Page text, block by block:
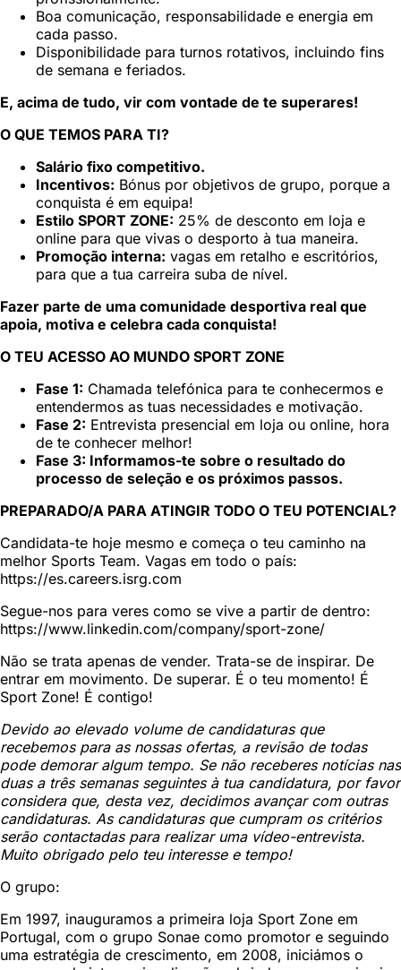
Boa comunicação, responsabilidade e energia em
cada passo.
Disponibilidade para turnos rotativos, incluindo fins
de semana e feriados.
E, acima de tudo, vir com vontade de te superares!
O QUE TEMOS PARA TI?
Salário fixo competitivo.
Incentivos: Bónus por objetivos de grupo, porque a
conquista é em equipa!
Estilo SPORT ZONE: 25% de desconto em loja e
online para que vivas o desporto à tua maneira.
Promoção interna: vagas em retalho e escritórios,
para que a tua carreira suba de nível.
Fazer parte de uma comunidade desportiva real que
apoia, motiva e celebra cada conquista!
O TEU ACESSO AO MUNDO SPORT ZONE
Fase 1: Chamada telefónica para te conhecermos e
entendermos as tuas necessidades e motivação.
Fase 2: Entrevista presencial em loja ou online, hora
de te conhecer melhor!
Fase 3: Informamos-te sobre o resultado do
processo de seleção e os próximos passos.
PREPARADO/A PARA ATINGIR TODO O TEU POTENCIAL?
Candidata-te hoje mesmo e começa o teu caminho na
melhor Sports Team. Vagas em todo o país:
https://es.careers.isrg.com
Segue-nos para veres como se vive a partir de dentro:
https://www.linkedin.com/company/sport-zone/
Não se trata apenas de vender. Trata-se de inspirar. De
entrar em movimento. De superar. É o teu momento! É
Sport Zone! É contigo!
Devido ao elevado volume de candidaturas que
recebemos para as nossas ofertas, a revisão de todas
pode demorar algum tempo. Se não receberes notícias nas
duas a três semanas seguintes à tua candidatura, por favor
considera que, desta vez, decidimos avançar com outras
candidaturas. As candidaturas que cumpram os critérios
serão contactadas para realizar uma vídeo-entrevista.
Muito obrigado pelo teu interesse e tempo!
O grupo:
Em 1997, inauguramos a primeira loja Sport Zone em
Portugal, com o grupo Sonae como promotor e seguindo
uma estratégia de crescimento, em 2008, iniciámos o